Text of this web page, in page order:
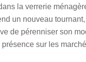
la verrerie
un nouveau
de pérenniser son
sur les